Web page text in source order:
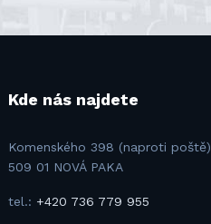
Kde nás najdete
Komenského 398 (naproti poště)
509 01 NOVÁ PAKA
tel.: +420 736 779 955